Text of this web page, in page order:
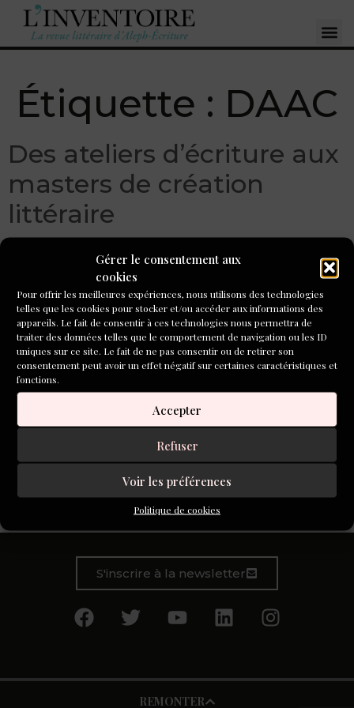
Gérer le consentement aux
cookies
Pour offrir les meilleures expériences, nous utilisons des technologies
telles que les cookies pour stocker et/ou accéder aux informations des
appareils. Le fait de consentir à ces technologies nous permettra de
traiter des données telles que le comportement de navigation ou les ID
uniques sur ce site. Le fait de ne pas consentir ou de retirer son
consentement peut avoir un effet négatif sur certaines caractéristiques et
fonctions.
Accepter
Refuser
Voir les préférences
Politique de cookies
Étiquette : DAAC
Des ateliers d’écriture aux
masters de création
littéraire
Enseigner l’écriture par le biais d’ateliers, à l’école, dans le
cadre duau master de création ou d’un parcours de
formation destiné au grand public
S'inscrire à la newsletter
REMONTER